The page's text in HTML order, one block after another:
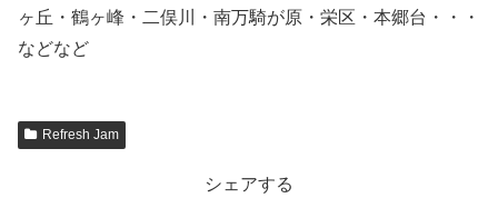
ヶ丘・鶴ヶ峰・二俣川・南万騎が原・栄区・本郷台・・・
などなど
Refresh Jam
シェアする